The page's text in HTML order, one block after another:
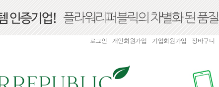
로그인 개인회원가입 기업회원가입 장바구니